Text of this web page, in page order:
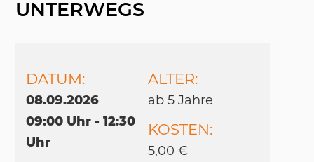
UNTERWEGS
DATUM:
08.09.2026
09:00 Uhr - 12:30
Uhr
ALTER:
ab 5 Jah­re
KOSTEN:
5,00 €